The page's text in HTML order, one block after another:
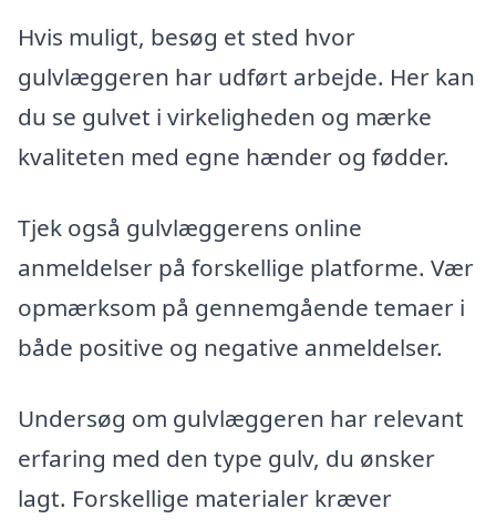
Hvis muligt, besøg et sted hvor
gulvlæggeren har udført arbejde. Her kan
du se gulvet i virkeligheden og mærke
kvaliteten med egne hænder og fødder.
Tjek også gulvlæggerens online
anmeldelser på forskellige platforme. Vær
opmærksom på gennemgående temaer i
både positive og negative anmeldelser.
Undersøg om gulvlæggeren har relevant
erfaring med den type gulv, du ønsker
lagt. Forskellige materialer kræver